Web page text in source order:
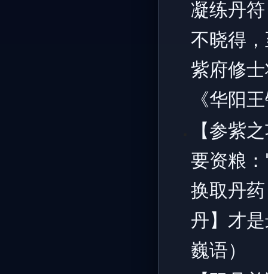
凝练丹
不晓得
紫府修
《华阳
【参紫
要资粮
换取丹
丹】才
巍语）